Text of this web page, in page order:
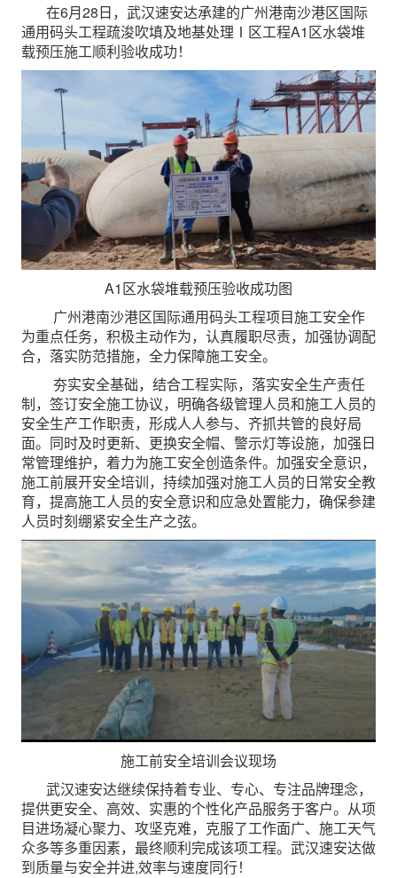
在6月28日，武汉速安达承建的广州港南沙港区国际
通用码头工程疏浚吹填及地基处理Ⅰ区工程A1区水袋堆
载预压施工顺利验收成功！
A1区水袋堆载预压验收成功图
广州港南沙港区国际通用码头工程项目施工安全作
为重点任务，积极主动作为，认真履职尽责，加强协调配
合，落实防范措施，全力保障施工安全。
夯实安全基础，结合工程实际，落实安全生产责任
制，签订安全施工协议，明确各级管理人员和施工人员的
安全生产工作职责，形成人人参与、齐抓共管的良好局
面。同时及时更新、更换安全帽、警示灯等设施，加强日
常管理维护，着力为施工安全创造条件。加强安全意识，
施工前展开安全培训，持续加强对施工人员的日常安全教
育，提高施工人员的安全意识和应急处置能力，确保参建
人员时刻绷紧安全生产之弦。
施工前安全培训会议现场
武汉速安达继续保持着专业、专心、专注品牌理念，
提供更安全、高效、实惠的个性化产品服务于客户。从项
目进场凝心聚力、攻坚克难，克服了工作面广、施工天气
众多等多重因素，最终顺利完成该项工程。武汉速安达做
到质量与安全并进,效率与速度同行！